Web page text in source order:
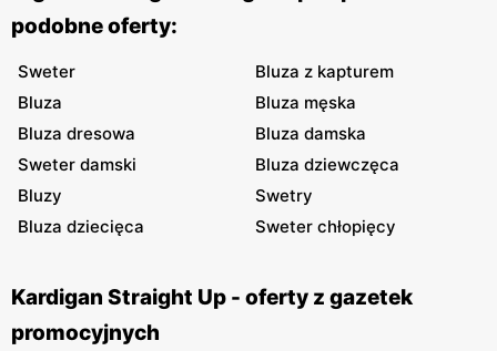
podobne oferty:
Sweter
Bluza z kapturem
Bluza
Bluza męska
Bluza dresowa
Bluza damska
Sweter damski
Bluza dziewczęca
Bluzy
Swetry
Bluza dziecięca
Sweter chłopięcy
Kardigan Straight Up - oferty z gazetek
promocyjnych